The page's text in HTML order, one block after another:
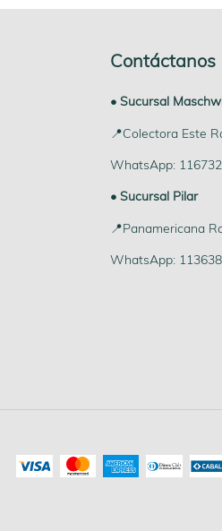
Contáctanos
• Sucursal
📍Colectora Este
WhatsApp:
• Sucursal Pilar
📍Panamericana
WhatsApp: